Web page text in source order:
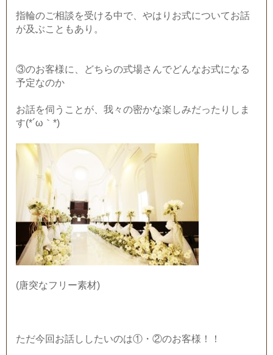
指輪のご相談を受ける中で、やはりお式についてお話
が及ぶこともあり。
③のお客様に、どちらの式場さんでどんなお式になる
予定なのか
お話を伺うことが、我々の密かな楽しみだったりしま
す(*´ω｀*)
(唐突なフリー素材)
ただ今回お話ししたいのは①・②のお客様！！